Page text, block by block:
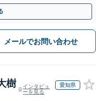
メールでお問い合わせ
樹
インタビュ
ーを見る
愛知県